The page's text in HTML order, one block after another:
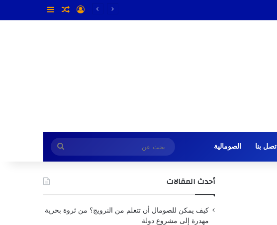
تسجيل الدخول
مقال عشوائي
اتصل بنا الصومالية
بحث
عن
أحدث المقالات
كيف يمكن للصومال أن تتعلم من النرويج؟ من ثروة بحرية
مهدرة إلى مشروع دولة